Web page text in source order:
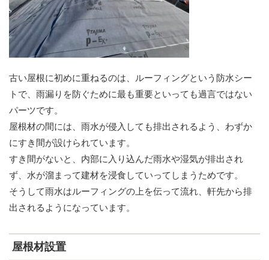
古い屋根に初めに重ねるのは、ルーフィングという防水シー
トで、雨漏りを防ぐために最も重要といっても過言ではない
パーツです。
屋根材の間には、雨水が侵入しても排出されるよう、わずか
にすき間が設けられています。
すき間がないと、内部に入り込んだ雨水や湿気が排出され
ず、水が溜まって建材を浸食していってしまうためです。
そうして雨水はルーフィングの上を伝って流れ、軒先から排
出されるようになっています。
屋根材設置